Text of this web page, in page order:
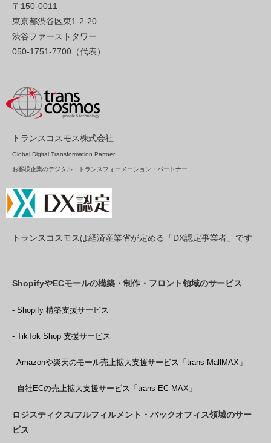
〒150-0011
東京都渋谷区東1-2-20
渋谷ファーストタワー
050-1751-7700（代表）
トランスコスモス株式会社
Global Digital Transformation Partner.
お客様企業のデジタル・トランスフォーメーション・パートナー
トランスコスモスは経済産業省が定める「DX認定事業者」です
ShopifyやECモールの構築・制作・フロント領域のサービス
- Shopify 構築支援サービス
- TikTok Shop 支援サービス
- Amazonや楽天のモール売上拡大支援サービス「trans-MallMAX」
- 自社ECの売上拡大支援サービス「trans-EC MAX」
ロジスティクス/フルフィルメント・バックオフィス領域のサー
ビス